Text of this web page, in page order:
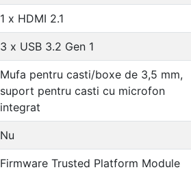
1 x HDMI 2.1
3 x USB 3.2 Gen 1
Mufa pentru casti/boxe de 3,5 mm,
suport pentru casti cu microfon
integrat
Nu
Firmware Trusted Platform Module